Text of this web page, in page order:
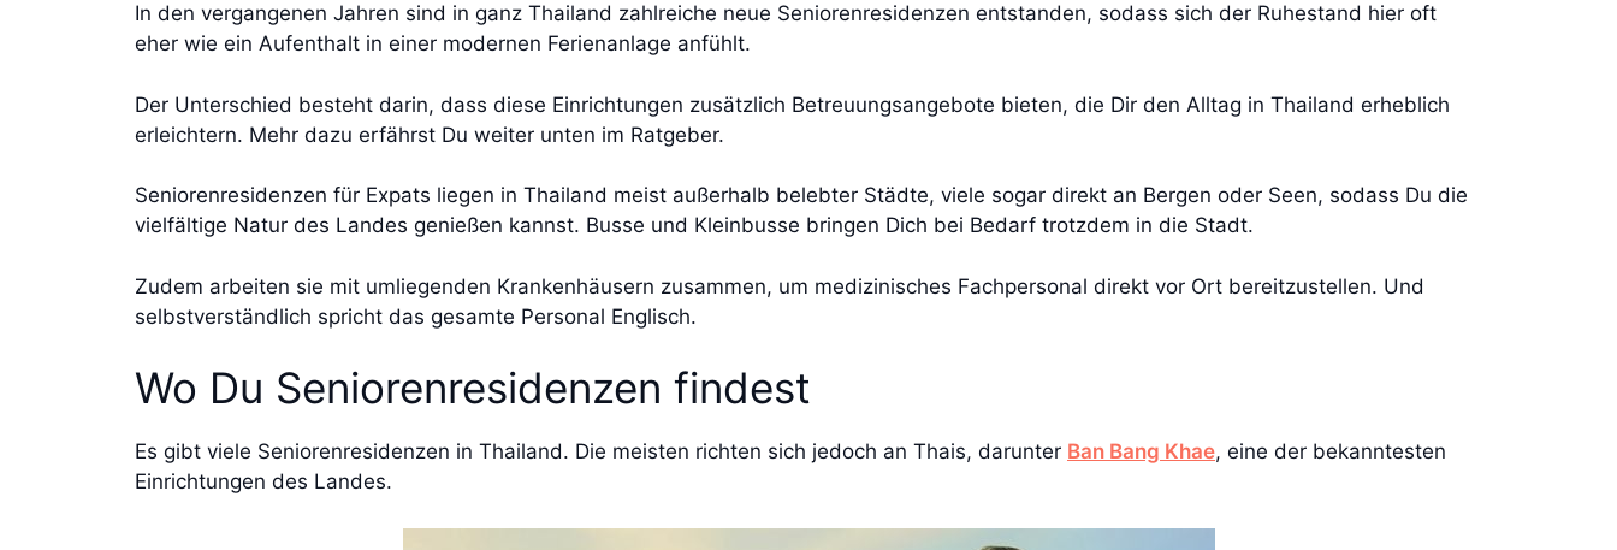
In den vergangenen Jahren sind in ganz Thailand zahlreiche neue Seniorenresidenzen entstanden, sodass sich der Ruhestand hier oft
eher wie ein Aufenthalt in einer modernen Ferienanlage anfühlt.
Der Unterschied besteht darin, dass diese Einrichtungen zusätzlich Betreuungsangebote bieten, die Dir den Alltag in Thailand erheblich
erleichtern. Mehr dazu erfährst Du weiter unten im Ratgeber.
Seniorenresidenzen für Expats liegen in Thailand meist außerhalb belebter Städte, viele sogar direkt an Bergen oder Seen, sodass Du die
vielfältige Natur des Landes genießen kannst. Busse und Kleinbusse bringen Dich bei Bedarf trotzdem in die Stadt.
Zudem arbeiten sie mit umliegenden Krankenhäusern zusammen, um medizinisches Fachpersonal direkt vor Ort bereitzustellen. Und
selbstverständlich spricht das gesamte Personal Englisch.
Wo Du Seniorenresidenzen findest
Es gibt viele Seniorenresidenzen in Thailand. Die meisten richten sich jedoch an Thais, darunter Ban Bang Khae, eine der bekanntesten
Einrichtungen des Landes.